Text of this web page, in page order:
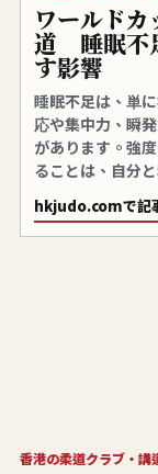
ワールド
道 睡眠不
す影響
睡眠不足は、単
応や集中力、瞬
があります。強
ることは、自分
hkjudo.comで記
香港の柔道クラブ・講